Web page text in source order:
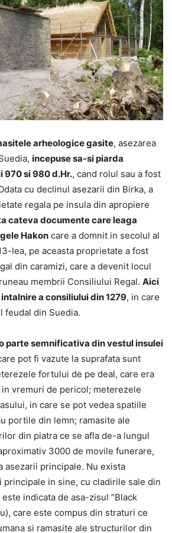
arheologice gasite, asezarea
incepuse sa-si piarda
970 si 980 d.Hr., cand rolul sau a fost
cu declinul asezarii din Birka, a
regala pe insula din apropiere
cateva documente care leaga
Hakon care a domnit in secolul al
lea, pe aceasta proprietate a fost
din caramizi, care a devenit locul
membrii Consiliului Regal. Aici
a consiliului din 1279, in care
feudal din Suedia.
parte semnificativa din vestul insulei
pot fi vazute la suprafata sunt
fortului de pe deal, care era
vremuri de pericol; meterezele
in care se pot vedea spatiile
portile din lemn; ramasite ale
din piatra ce se afla de-a lungul
3000 de movile funerare,
asezarii principale. Nu exista
principale in sine, cu cladirile sale din
indicata de asa-zisul “Black
care este compus din straturi ce
si ramasite ale structurilor din